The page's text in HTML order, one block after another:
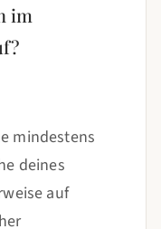
im
mindestens
deines
auf